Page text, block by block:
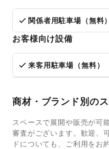
関係者用駐車場（無料）
お客様向け設備
来客用駐車場（無料）
商材・ブランド別の
スペースで展開や販売が可
審査がございます。歓迎、
ドについても、ご利用をお